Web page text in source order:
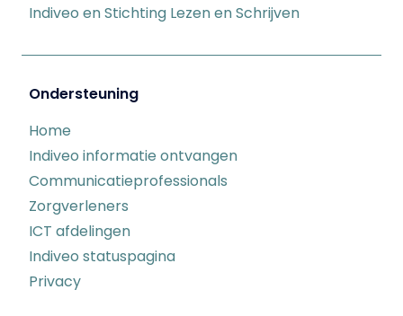
Indiveo en Stichting Lezen en Schrijven
Ondersteuning
Home
Indiveo informatie ontvangen
Communicatieprofessionals
Zorgverleners
ICT afdelingen
Indiveo statuspagina
Privacy